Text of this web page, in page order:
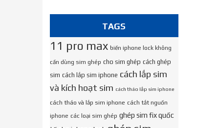
TAGS
11 pro max biến iphone lock không
cần dùng sim ghép cho sim ghép cách ghép
sim cách lắp sim iphone cách lắp sim
và kích hoạt sim cách tháo lắp sim iphone
cách tháo và lắp sim iphone cách tắt nguồn
iphone các loại sim ghép ghép sim fix quốc